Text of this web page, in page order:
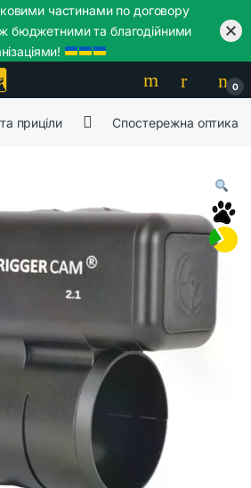
0
приціли Спостережна оптика
частинами по договору
бюджетними та благодійними